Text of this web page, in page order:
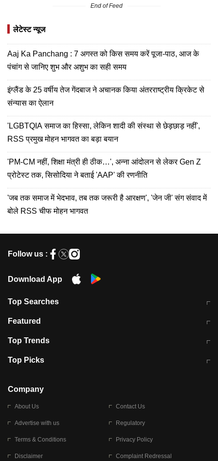
End of Feed
लेटेस्ट न्यूज
Aaj Ka Panchang : 7 अगस्त को किस समय करें पूजा-पाठ, आज के
पंचांग से जानिए शुभ और अशुभ का सही समय
इंग्लैंड के 25 वर्षीय तेज गेंदबाज ने अचानक किया अंतरराष्ट्रीय क्रिकेट से
संन्यास का ऐलान
'LGBTQIA समाज का हिस्सा, लेकिन शादी की संस्था से छेड़छाड़ नहीं',
RSS प्रमुख मोहन भागवत का बड़ा बयान
'PM-CM नहीं, शिक्षा मंत्री ही ठीक…', अन्ना आंदोलन से लेकर Gen Z
प्रोटेस्ट तक, सिसोदिया ने बताई 'AAP' की रणनीति
'जब तक समाज में भेदभाव, तब तक जरूरी है आरक्षण', 'जेन जी' संग संवाद में
बोले RSS चीफ मोहन भागवत
Follow us :
Download App
Top Searches
मुंबई में लगे 'जेन जी' के पोस्टर, लिखा- 'मैं
Featured
10 अगस्त को विधानसभा का घेराव करेंगे
Top Trends
RBI का नया नियम: अब बैंकों को अपनी सभी
Top Picks
बारिश की चेतावनी
Company
About Us Contact Us
Advertise with us Regulatory
Terms & Conditions Privacy Policy
Disclaimer Complaint Redressal